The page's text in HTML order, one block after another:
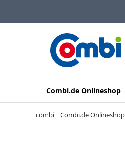
Zur Navigation springen
Zur Suche springen
Combi.de Onlineshop
combi Combi.de Onlineshop